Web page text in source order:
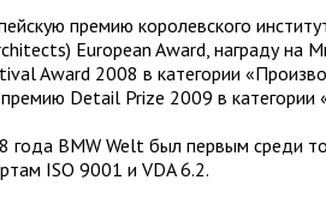
премию королевского
European Award, награду на
Award 2008 в категории
Detail Prize 2009 в категории
года BMW Welt был первым среди
ISO 9001 и VDA 6.2.